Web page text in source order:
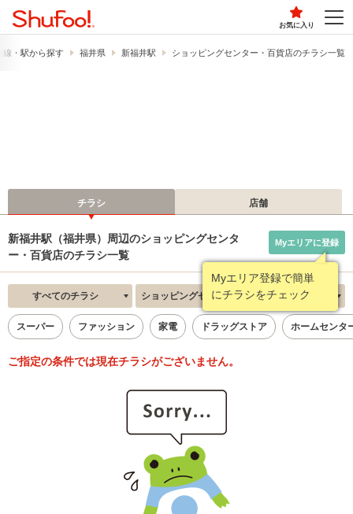
お気に入り
線・駅から探す 福井県 新福井駅 ショッピングセンター・百貨店のチラシ一覧
チラシ 店舗
新福井駅（福井県）周辺のショッピングセンタ
ー・百貨店のチラシ一覧
Myエリア登録で簡単
にチラシをチェック
Myエリアに登録
すべてのチラシ ショッピングセンター・百貨店 新着順
スーパー ファッション 家電 ドラッグストア ホームセンタ
ご指定の条件では現在チラシがございません。